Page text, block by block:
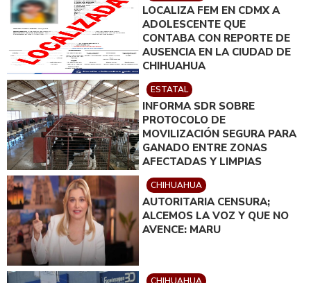
LOCALIZA FEM EN CDMX A
ADOLESCENTE QUE
CONTABA CON REPORTE DE
AUSENCIA EN LA CIUDAD DE
CHIHUAHUA
ESTATAL
INFORMA SDR SOBRE
PROTOCOLO DE
MOVILIZACIÓN SEGURA PARA
GANADO ENTRE ZONAS
AFECTADAS Y LIMPIAS
CHIHUAHUA
AUTORITARIA CENSURA;
ALCEMOS LA VOZ Y QUE NO
AVENCE: MARU